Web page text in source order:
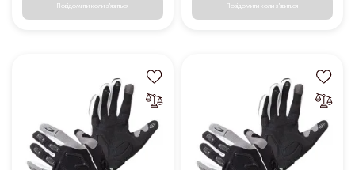
Повідомити коли з'явиться Повідомити коли з'явиться